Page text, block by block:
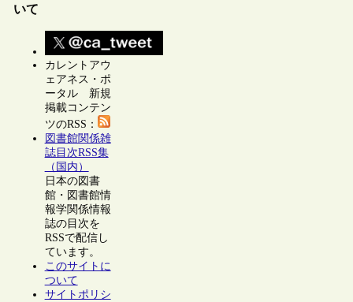
いて
カレントアウ
ェアネス・ポ
ータル 新規
掲載コンテン
ツのRSS：
図書館関係雑
誌目次RSS集
（国内）
日本の図書
館・図書館情
報学関係情報
誌の目次を
RSSで配信し
ています。
このサイトに
ついて
サイトポリシ